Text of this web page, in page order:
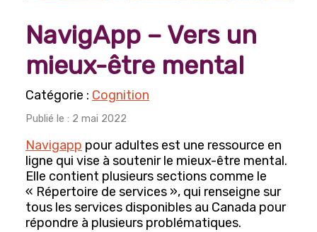
Engagements et participation sociale
Horticulture et jardinage
Jeux
Bingo
Mise en forme et sports récréatifs
Danse
Mise en forme
Voyages
NavigApp – Vers un
mieux-être mental
Cognition
Publié le : 2 mai 2022
Navigapp pour adultes est une ressource en
ligne qui vise à soutenir le mieux-être mental.
Elle contient plusieurs sections comme le
« Répertoire de services », qui renseigne sur
tous les services disponibles au Canada pour
répondre à plusieurs problématiques.